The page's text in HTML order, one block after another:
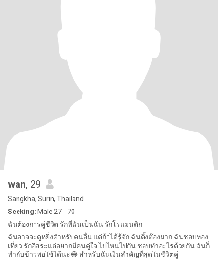
wan, 29
Sangkha, Surin, Thailand
Seeking: Male 27 - 70
ฉันต้องการคู่ชีวิต รักที่ฉันเป็นฉัน รักโรแมนติก
ฉันอาจจะดูหยิ่งสำหรับคนอื่น แต่ถ้าได้รู้จัก ฉันติ๊งต๊องมาก ฉันชอบท่อง
เที่ยว รักอิสระแต่อยากมีคนคู่ใจ ไปไหนไปกัน ชอบทำอะไรด้วยกัน ฉันก็
ทำกับข้าวพอใช้ได้นะ😂 สำหรับฉันเงินสำคัญที่สุดในชีวิตคู่